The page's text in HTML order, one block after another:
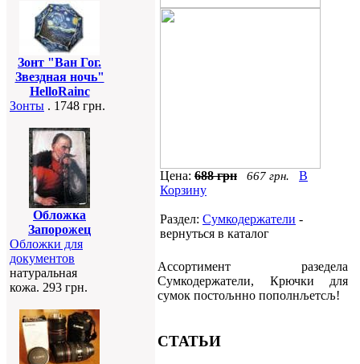
Зонт "Ван Гог.
Звездная ночь"
HelloRainc
Зонты . 1748 грн.
Обложка
Запорожец
Обложки для
документов
натуральная
кожа. 293 грн.
Цена: 688 грн 667 грн.
В
Корзину
Раздел: Сумкодержатели -
вернуться в каталог
Ассортимент разедела
Сумкодержатели, Крючки для
сумок постољнно пополнљетсљ!
СТАТЬИ